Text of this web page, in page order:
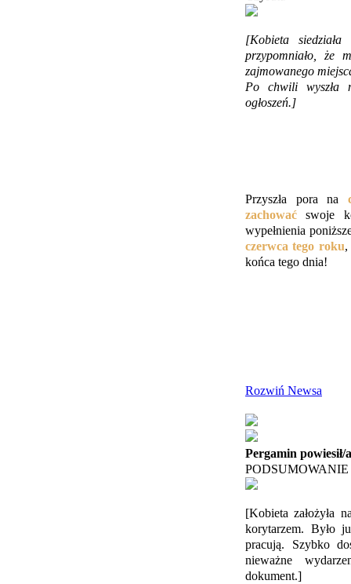
[Kobieta
przypomniało, że
zajmowanego
Po chwili wyszła
ogłoszeń.]
Przyszła pora na
zachować
swoje
wypełnienia
czerwca tego roku,
końca tego dnia!
Rozwiń Newsa
Pergamin powiesił/
PODSUMOWANIE
[Kobieta założyła
korytarzem. Było
pracują. Szybko
nieważne
dokument.]